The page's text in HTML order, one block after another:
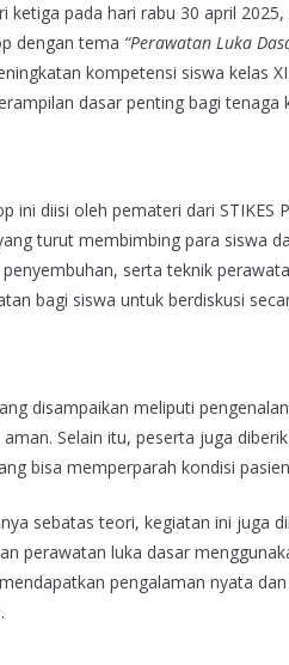
ketiga pada hari rabu 30 april
dengan tema “Perawatan Luka
kompetensi siswa kelas
dasar penting bagi tenaga
ini diisi oleh pemateri dari
turut membimbing para siswa
serta teknik
bagi siswa untuk berdiskusi
disampaikan meliputi
aman. Selain itu, peserta juga
bisa memperparah kondisi
sebatas teori, kegiatan ini juga
perawatan luka dasar
pengalaman nyata